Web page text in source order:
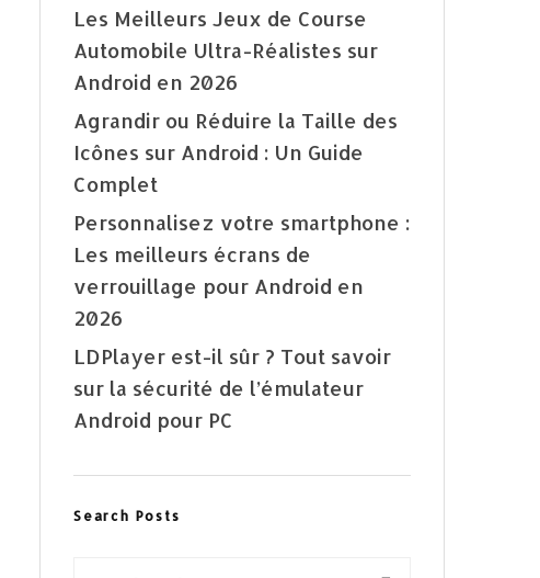
Les Meilleurs Jeux de Course
Automobile Ultra-Réalistes sur
Android en 2026
Agrandir ou Réduire la Taille des
Icônes sur Android : Un Guide
Complet
Personnalisez votre smartphone :
Les meilleurs écrans de
verrouillage pour Android en
2026
LDPlayer est-il sûr ? Tout savoir
sur la sécurité de l’émulateur
Android pour PC
Search Posts